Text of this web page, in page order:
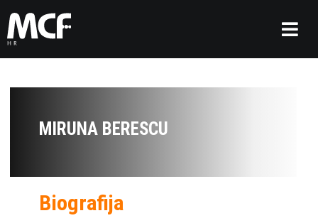
MIRUNA BERESCU
Biografija